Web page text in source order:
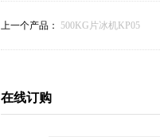
上一个产品： 500KG片冰机KP05
在线订购